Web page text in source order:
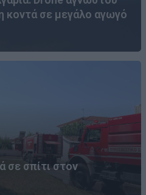
κοντά σε μεγάλο αγωγό
σε σπίτι στον